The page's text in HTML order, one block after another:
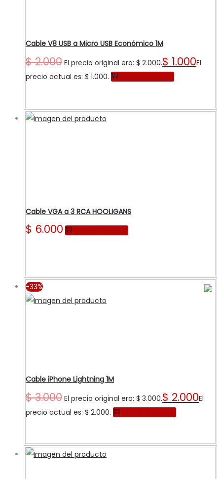
Cable V8 USB a Micro USB Económico 1M
$2.000 El precio original era: $ 2.000.$ 1.000El
precio actual es: $ 1.000.
Cable VGA a 3 RCA HOOLIGANS
$ 6.000
-33%
Cable iPhone Lightning 1M
$3.000 El precio original era: $ 3.000.$ 2.000El
precio actual es: $ 2.000.